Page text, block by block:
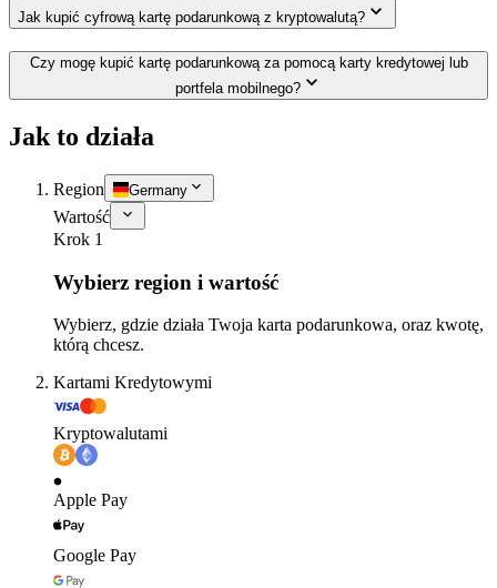
Jak kupić cyfrową kartę podarunkową z kryptowalutą?
Czy mogę kupić kartę podarunkową za pomocą karty kredytowej lub
portfela mobilnego?
Jak to działa
Region Germany
Wartość
Krok 1
Wybierz region i wartość
Wybierz, gdzie działa Twoja karta podarunkowa, oraz kwotę,
którą chcesz.
Kartami Kredytowymi
Kryptowalutami
Apple Pay
Google Pay